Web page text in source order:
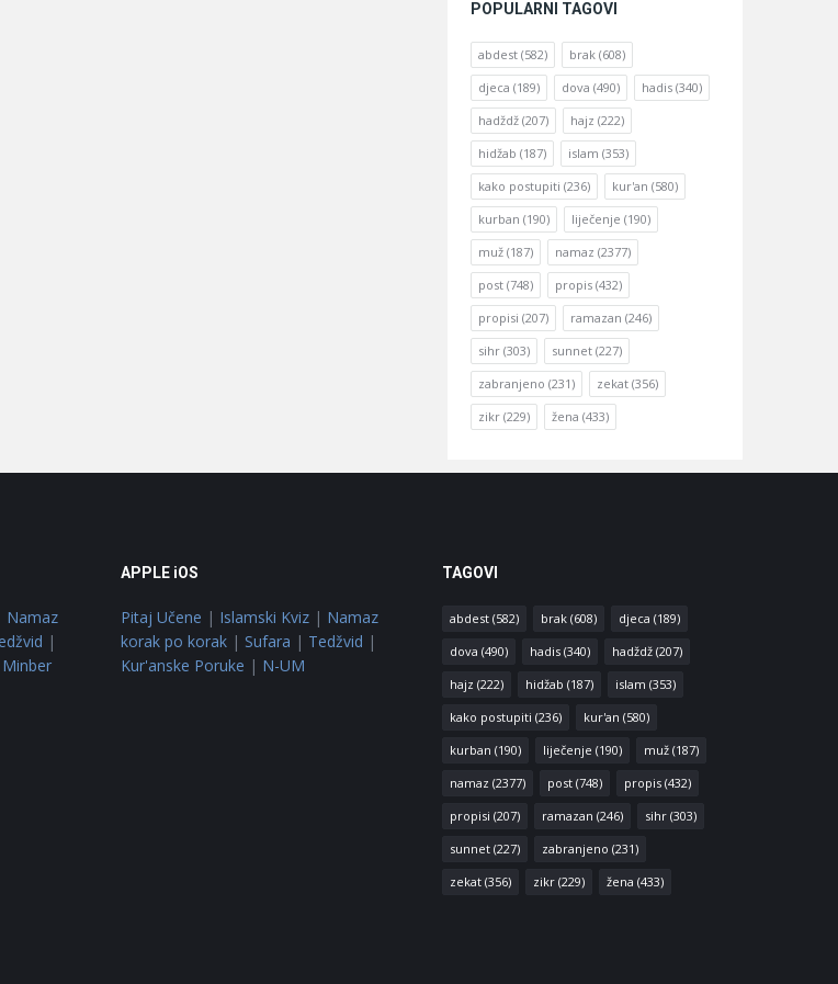
POPULARNI TAGOVI
abdest (582) brak (608)
djeca (189) dova (490) hadis (340)
hadždž (207) hajz (222)
hidžab (187) islam (353)
kako postupiti (236) kur'an (580)
kurban (190) liječenje (190)
muž (187) namaz (2377)
post (748) propis (432)
propisi (207) ramazan (246)
sihr (303) sunnet (227)
zabranjeno (231) zekat (356)
zikr (229) žena (433)
Namaz
|
Minber
APPLE iOS
Pitaj Učene | Islamski Kviz | Namaz
korak po korak | Sufara | Tedžvid |
Kur'anske Poruke | N-UM
TAGOVI
abdest(582) brak(608) djeca (189)
dova (490) hadis(340) hadždž(207)
hajz (222) hidžab (187) islam (353)
kako postupiti (236) kur'an (580)
kurban (190) liječenje (190) muž(187)
namaz (2377) post(748) propis(432)
propisi (207) ramazan (246) sihr(303)
sunnet(227) zabranjeno (231)
zekat(356) zikr(229) žena (433)